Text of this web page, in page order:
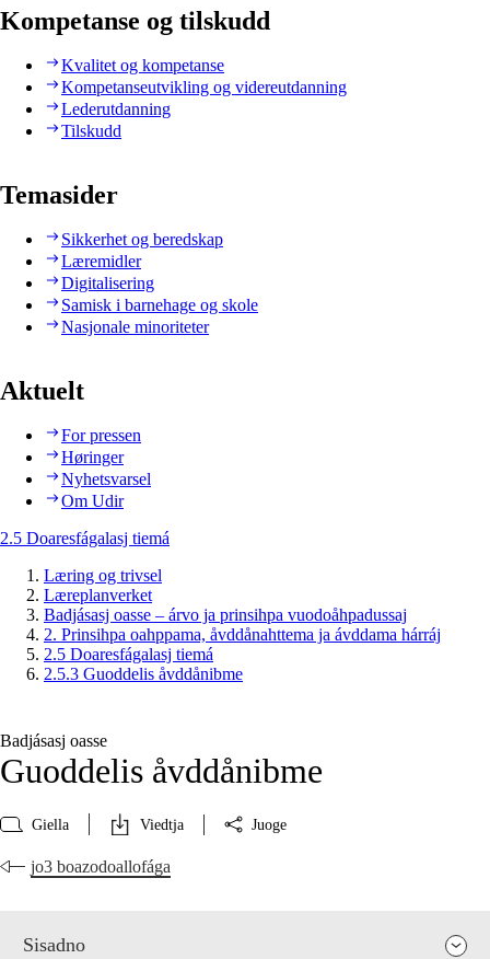
Kompetanse og tilskudd
Kvalitet og kompetanse
Kompetanseutvikling og videreutdanning
Lederutdanning
Tilskudd
Temasider
Sikkerhet og beredskap
Læremidler
Digitalisering
Samisk i barnehage og skole
Nasjonale minoriteter
Aktuelt
For pressen
Høringer
Nyhetsvarsel
Om Udir
2.5 Doaresfágalasj tiemá
Læring og trivsel
Læreplanverket
Badjásasj oasse – árvo ja prinsihpa vuodoåhpadussaj
2. Prinsihpa oahppama, åvddånahttema ja ávddama hárráj
2.5 Doaresfágalasj tiemá
2.5.3 Guoddelis åvddånibme
Badjásasj oasse
Guoddelis åvddånibme
Giella Viedtja Juoge
jo3 boazodoallofága
Sisadno